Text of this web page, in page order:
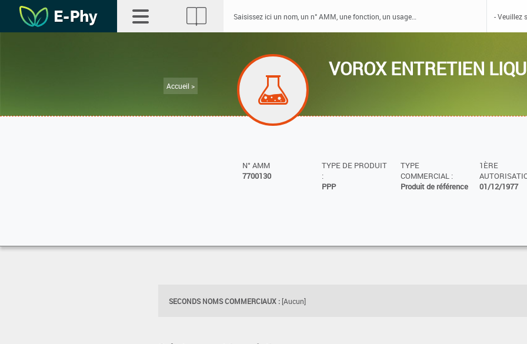
Accueil >
VOROX ENTRETIEN
N° AMM
7700130
TYPE DE PRODUIT
:
PPP
TYPE
COMMERCIAL :
Produit de référence
1ÈRE
01/12/1977
SECONDS NOMS COMMERCIAUX : [Aucun]